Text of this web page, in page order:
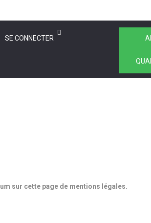
SE CONNECTER
sur cette page de mentions légales.